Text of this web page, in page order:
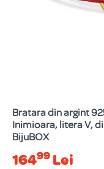
Bratara din argint
Inimioara, litera V,
BijuBOX
16499 Lei